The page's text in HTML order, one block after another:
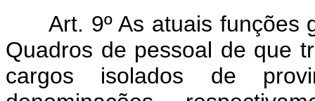
Art. 9º As atuais funções
Quadros de pessoal de que
cargos isolados de